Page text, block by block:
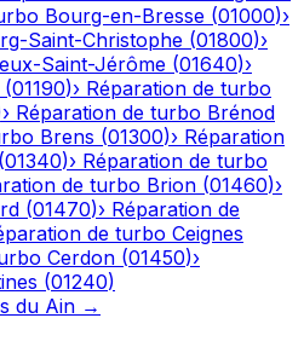
Bourg-en-Bresse (01000)›
Saint-Christophe (01800)›
Saint-Jérôme (01640)›
(01190)› Réparation de turbo
› Réparation de turbo Brénod
Brens (01300)› Réparation
(01340)› Réparation de turbo
de turbo Brion (01460)›
(01470)› Réparation de
de turbo Ceignes
Cerdon (01450)›
(01240)
du Ain →